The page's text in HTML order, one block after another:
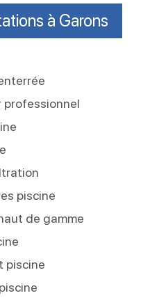
à Garons
professionnel
piscine
de gamme
piscine